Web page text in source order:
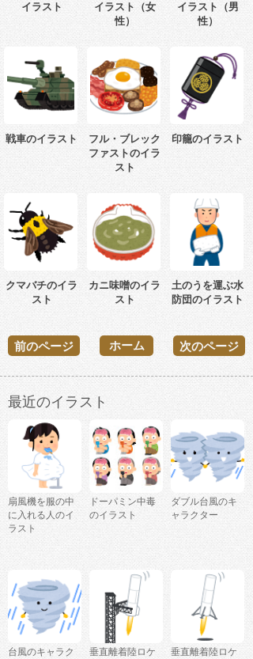
イラスト
イラスト（女
性）
イラスト（男
性）
戦車のイラスト
フル・ブレック
ファストのイラ
スト
印籠のイラスト
クマバチのイラ
スト
カニ味噌のイラ
スト
土のうを運ぶ水
防団のイラスト
前のページ 次のページ
ホーム
最近のイラスト
扇風機を服の中
に入れる人のイ
ラスト
ドーパミン中毒
のイラスト
ダブル台風のキ
ャラクター
台風のキャラク
垂直離着陸ロケ
垂直離着陸ロケ